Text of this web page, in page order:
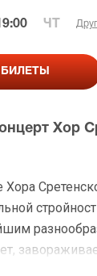
ЧТ
БИЛЕТЫ
Хор